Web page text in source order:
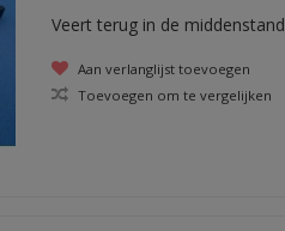
Veert terug in de middenstand
Aan verlanglijst toevoegen
Toevoegen om te vergelijken